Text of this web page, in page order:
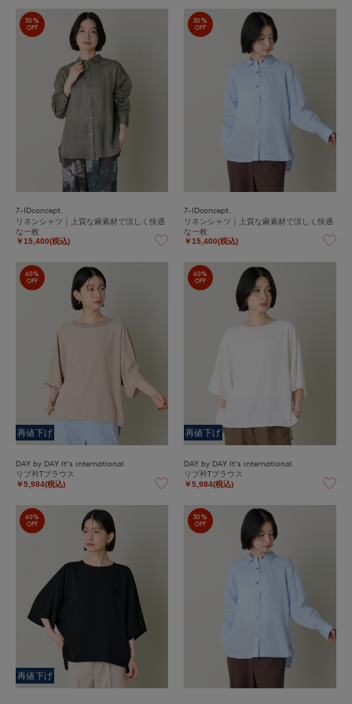
30%
OFF
7-IDconcept.
リネンシャツ｜上質な麻素材で涼しく快適
な一枚
￥15,400(税込)
30%
OFF
7-IDconcept.
リネンシャツ｜上質な麻素材で涼しく快適
な一枚
￥15,400(税込)
60%
OFF
再値下げ
DAY by DAY It's international
リブ衿Tブラウス
￥5,984(税込)
60%
OFF
再値下げ
DAY by DAY It's international
リブ衿Tブラウス
￥5,984(税込)
60%
OFF
再値下げ
30%
OFF